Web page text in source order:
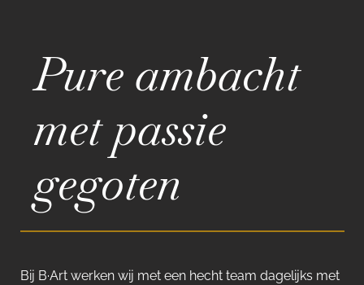
Pure ambacht
met passie
gegoten
Bij B·Art werken wij met een hecht team dagelijks met